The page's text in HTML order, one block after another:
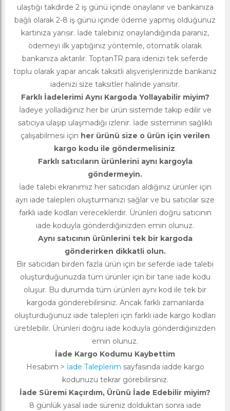
ulaştığı takdirde 2 iş günü içinde onaylanır ve bankanıza
bağlı olarak 2-8 iş günü içinde ödeme yapmış olduğunuz
kartınıza yansır. İade talebiniz onaylandığında paranız,
ödemeyi ilk yaptığınız yöntemle, otomatik olarak
bankanıza aktarılır. ToptanTR para idenizi tek seferde
toplu olarak yapar ancak taksitli alışverişlerinizde bankanız
iadenizi size taksitler halinde yansıtır.
Farklı İadelerimi Aynı Kargoda Yollayabilir miyim?
İadeye yolladığınız her bir ürün sistemde takip edilir ve
satıcıya ulaşıp ulaşmadığı izlenir. İade sisteminin sağlıklı
çalışabilmesi için her ürünü size o ürün için verilen
kargo kodu ile göndermelisiniz.
Farklı satıcıların ürünlerini aynı kargoyla
göndermeyin.
İade talebi ekranımız her satıcıdan aldığınız ürünler için
ayrı iade talepleri oluşturmanızı sağlar ve bu satıcılar size
farklı iade kodları vereceklerdir. Ürünleri doğru satıcının
iade koduyla gönderdiğinizden emin olunuz.
Aynı satıcının ürünlerini tek bir kargoda
gönderirken dikkatli olun.
Bir satıcıdan birden fazla ürün için bir seferde iade talebi
oluşturduğunuzda tüm ürünler için bir tane iade kodu
oluşur. Bu durumda tüm ürünleri aynı kod ile tek bir
kargoda gönderebilirsiniz. Ancak farklı zamanlarda
oluşturduğunuz iade talepleri için farklı iade kargo kodları
üretilebilir. Ürünleri doğru iade koduyla gönderdiğinizden
emin olunuz.
İade Kargo Kodumu Kaybettim
Hesabım > İade Taleplerim sayfasında iadde kargo
kodunuzu tekrar görebilirsiniz.
İade Süremi Kaçırdım, Ürünü İade Edebilir miyim?
8 günlük yasal iade süreniz dolduktan sonra iade